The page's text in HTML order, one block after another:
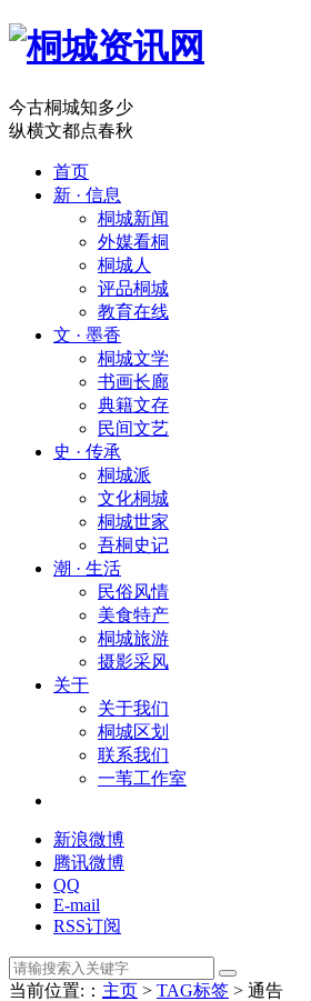
今古桐城知多少
纵横文都点春秋
首页
新 · 信息
桐城新闻
外媒看桐
桐城人
评品桐城
教育在线
文 · 墨香
桐城文学
书画长廊
典籍文存
民间文艺
史 · 传承
桐城派
文化桐城
桐城世家
吾桐史记
潮 · 生活
民俗风情
美食特产
桐城旅游
摄影采风
关于
关于我们
桐城区划
联系我们
一苇工作室
新浪微博
腾讯微博
QQ
E-mail
RSS订阅
当前位置:： 主页 > TAG标签 > 通告